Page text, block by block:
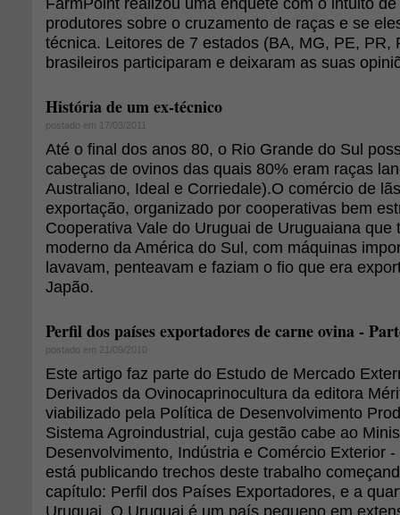
produtores sobre o cruzamento de raças e se
técnica. Leitores de 7 estados (BA, MG, PE, PR,
brasileiros participaram e deixaram as suas
História de um ex-técnico
postado em 17/03/2011
Até o final dos anos 80, o Rio Grande do Sul
cabeças de ovinos das quais 80% eram raças
Australiano, Ideal e Corriedale).O comércio de
exportação, organizado por cooperativas bem
Cooperativa Vale do Uruguai de Uruguaiana que
moderno da América do Sul, com máquinas
lavavam, penteavam e faziam o fio que era
Japão.
Perfil dos países exportadores de carne ovina -
postado em 21/09/2010
Este artigo faz parte do Estudo de Mercado
Derivados da Ovinocaprinocultura da editora
viabilizado pela Política de Desenvolvimento
Sistema Agroindustrial, cuja gestão cabe ao
Desenvolvimento, Indústria e Comércio Exterior
está publicando trechos deste trabalho
capítulo: Perfil dos Países Exportadores, e a
Uruguai. O Uruguai é um país pequeno em